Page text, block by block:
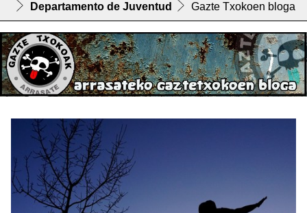
Departamento de Juventud
Gazte Txokoen bloga